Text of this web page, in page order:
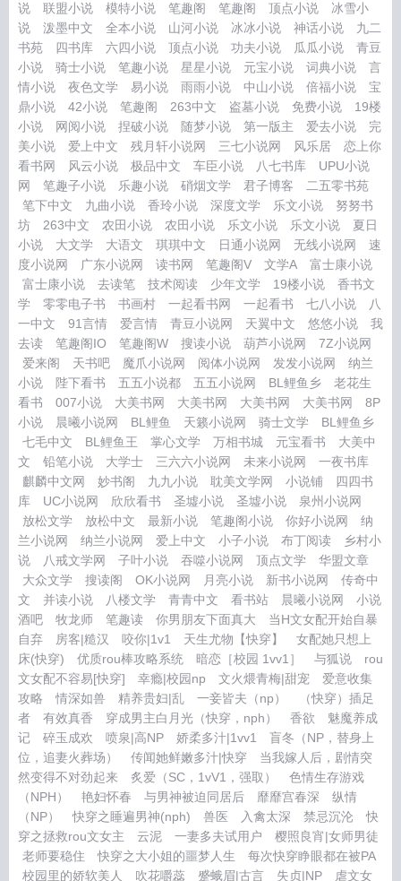
说
联盟小说 模特小说 笔趣阁 笔趣阁 顶点小说
冰雪小
说
泼墨中文 全本小说 山河小说 冰冰小说 神话小说
九二
书苑
四书库 六四小说 顶点小说 功夫小说 瓜瓜小说
青豆
小说
骑士小说 笔趣小说 星星小说 元宝小说 词典小说
言
情小说
夜色文学 易小说 雨雨小说 中山小说 倍福小说
宝
鼎小说
42小说 笔趣阁 263中文 盗墓小说 免费小说
19楼
小说
网阅小说 捏破小说 随梦小说 第一版主 爱去小说
完
美小说
爱上中文 残月轩小说网 三七小说网 风乐居
恋上你
看书网
风云小说 极品中文 车臣小说 八七书库
UPU小说
网
笔趣子小说 乐趣小说 硝烟文学 君子博客
二五零书苑
笔下中文
九曲小说 香玲小说 深度文学 乐文小说
努努书
坊
263中文 农田小说 农田小说 乐文小说 乐文小说
夏日
小说
大文学 大语文 琪琪中文 日通小说网 无线小说网
速
度小说网
广东小说网 读书网 笔趣阁V 文学A
富士康小说
富士康小说
去读笔 技术阅读 少年文学 19楼小说
香书文
学
零零电子书 书画村 一起看书网 一起看书 七八小说
八
一中文
91言情 爱言情 青豆小说网 天翼中文 悠悠小说
我
去读
笔趣阁IO 笔趣阁W 搜读小说 葫芦小说网
7Z小说网
爱来阁
天书吧 魔爪小说网 阅体小说网 发发小说网
纳兰
小说
陛下看书 五五小说都 五五小说网 BL鲤鱼乡
老花生
看书
007小说 大美书网 大美书网 大美书网 大美书网
8P
小说
晨曦小说网 BL鲤鱼 天籁小说网 骑士文学
BL鲤鱼乡
七毛中文
BL鲤鱼王 掌心文学 万相书城 元宝看书
大美中
文
铅笔小说 大学士 三六六小说网 未来小说网
一夜书库
麒麟中文网
妙书阁 九九小说 耽美文学网 小说铺
四四书
库
UC小说网 欣欣看书 圣墟小说 圣墟小说
泉州小说网
放松文学
放松中文 最新小说 笔趣阁小说 你好小说网
纳
兰小说网
纳兰小说网 爱上中文 小子小说 布丁阅读
乡村小
说
八戒文学网 子叶小说 吞噬小说网 顶点文学
华盟文章
大众文学
搜读阁 OK小说网 月亮小说 新书小说网
传奇中
文
并读小说 八楼文学 青青中文 看书站 晨曦小说网
小说
酒吧
牧龙师 笔趣读 你男朋友下面真大
当H文女配开始自暴
自弃
房客|糙汉 咬你|1v1 天生尤物【快穿】
女配她只想上
床(快穿)
优质rou棒攻略系统 暗恋［校园 1vv1］ 与狐说
rou
文女配不容易[快穿]
幸瘾|校园np 文火煨青梅|甜宠
爱意收集
攻略
情深如兽 精养贵妇|乱 一妾皆夫（np）
（快穿）插足
者
有效真香 穿成男主白月光（快穿，nph） 香欲
魅魔养成
记
碎玉成欢 喷泉|高NP 娇柔多汁|1vv1
盲冬（NP，替身上
位，追妻火葬场）
传闻她鲜嫩多汁|快穿
当我嫁人后，剧情突
然变得不对劲起来
炙爱（SC，1vV1，强取）
色情生存游戏
（NPH）
艳妇怀春 与男神被迫同居后 靡靡宫春深
纵情
（NP）
快穿之睡遍男神(nph) 兽医 入禽太深 禁忌沉沦
快
穿之拯救rou文女主
云泥 一妻多夫试用户
樱照良宵|女师男徒
老师要稳住
快穿之大小姐的噩梦人生
每次快穿睁眼都在被PA
校园里的娇软美人
吹花嚼蕊 蹙蛾眉|古言 失贞|NP
虐文女